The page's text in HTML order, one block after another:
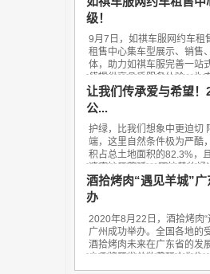
级！
9月7日，如祺车服网约车租
租售中心集车型展示、销售
体，助力如祺车服完善一站
傅提供高品质服务体验，为
让我们传承爱与希望
公...
护绿，比我们想象中更迫切
端，这里自然条件极为严酷
积占总土地面积的82.3%，
速度扩展蔓延。 阿拉善的绿
酒拾烤肉“遇见羊城”
办
2020年8月22日，酒拾烤肉
广州成功举办。全国各地的
酒拾烤肉未来在广东省的发
肉品牌开发总监黄砚方先生